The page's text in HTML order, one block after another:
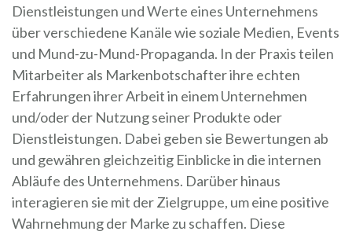
Dienstleistungen und Werte eines Unternehmens
über verschiedene Kanäle wie soziale Medien, Events
und Mund-zu-Mund-Propaganda. In der Praxis teilen
Mitarbeiter als Markenbotschafter ihre echten
Erfahrungen ihrer Arbeit in einem Unternehmen
und/oder der Nutzung seiner Produkte oder
Dienstleistungen. Dabei geben sie Bewertungen ab
und gewähren gleichzeitig Einblicke in die internen
Abläufe des Unternehmens. Darüber hinaus
interagieren sie mit der Zielgruppe, um eine positive
Wahrnehmung der Marke zu schaffen. Diese